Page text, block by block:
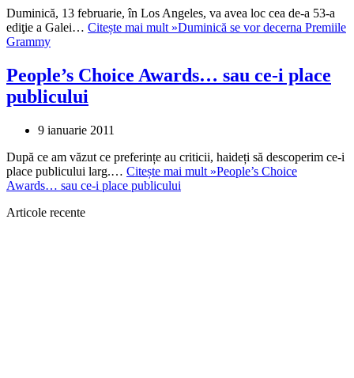
Duminică, 13 februarie, în Los Angeles, va avea loc cea de-a 53-a
ediţie a Galei… Citește mai mult »Duminică se vor decerna Premiile
Grammy
People’s Choice Awards… sau ce-i place
publicului
9 ianuarie 2011
După ce am văzut ce preferințe au criticii, haideți să descoperim ce-i
place publicului larg.… Citește mai mult »People’s Choice
Awards… sau ce-i place publicului
Articole recente